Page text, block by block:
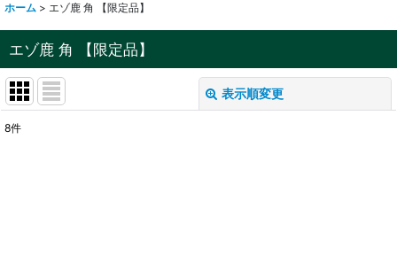
ホーム > エゾ鹿 角 【限定品】
エゾ鹿 角 【限定品】
表示順変更
8件